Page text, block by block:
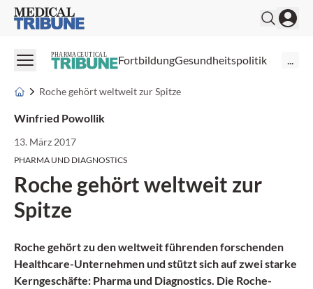
Medical Tribune
PHARMACEUTICAL FortbildungGesundheitspolitik ...
Roche gehört weltweit zur Spitze
Winfried Powollik
13. März 2017
PHARMA UND DIAGNOSTICS
Roche gehört weltweit zur
Spitze
Roche gehört zu den weltweit führenden forschenden
Health­care-Unternehmen und stützt sich auf zwei starke
Kerngeschäfte: Pharma und Diagnostics. Die Roche-